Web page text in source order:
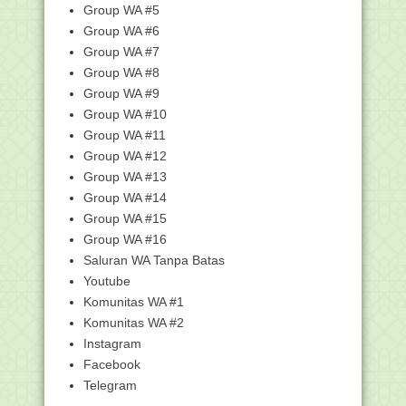
Simpatika Semest...
Penilaian Angka Kredit Guru dan
Pengawas Madrasah ...
Pandemi COVID-19, Kemendikbud
Luncurkan Program KI...
RPP 1 Lembar Daring SD/MI Kelas 3
Revisi 2020
Hari ini Kemenag Launching dan
Sosialisasi Renstra...
RPP 1 Lembar Daring SD/MI Kelas 2
Revisi 2020
RPP 1 Lembar Daring SD/MI Kelas 5
Revisi 2020
Pendidikan Agama Islam pada PAUD/TK
dan Tantangan ...
Juknis BOP Pondok Pesantren dan
Pendidikan Keagama...
Pemerintah Tetapkan Idul Adha 1441H
Jatuh pada 31 ...
Modul Pembelajaran Daring Aktif
Group WA #5
Group WA #6
Group WA #7
Group WA #8
Group WA #9
Group WA #10
Group WA #11
Group WA #12
Group WA #13
Group WA #14
Group WA #15
Group WA #16
Saluran WA Tanpa Batas
Youtube
Komunitas WA #1
Komunitas WA #2
Instagram
Facebook
Telegram